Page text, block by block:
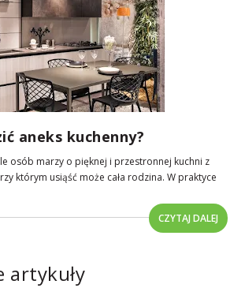
aneks kuchenny?
osób marzy o pięknej i przestronnej kuchni z
którym usiąść może cała rodzina. W praktyce
CZYTAJ DALEJ
artykuły